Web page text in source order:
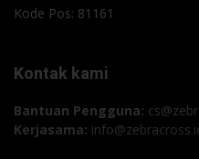
Kode Pos: 81161
Kontak kami
Bantuan Pengguna:
Kerjasama: